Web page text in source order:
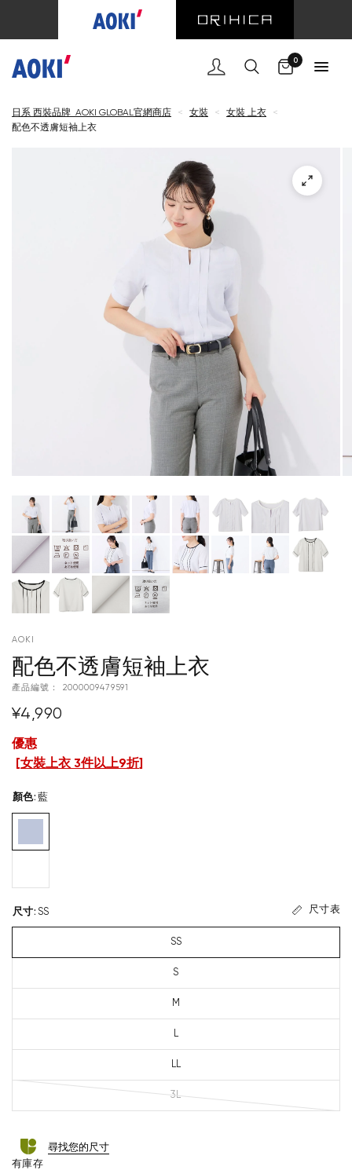
0
日系 西裝品牌 AOKI GLOBAL官網商店 < 女裝 < 女裝 上衣
<
配色不透膚短袖上衣
AOKI
配色不透膚短袖上衣
產品編號： 2000009479591
¥4,990
優惠
女裝上衣 3件以上9折]
顏色: 藍
尺寸: SS 尺寸表
SS
S
M
L
LL
3L
尋找您的尺寸
有庫存
購物車